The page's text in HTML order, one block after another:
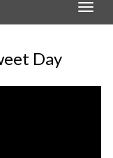
Day